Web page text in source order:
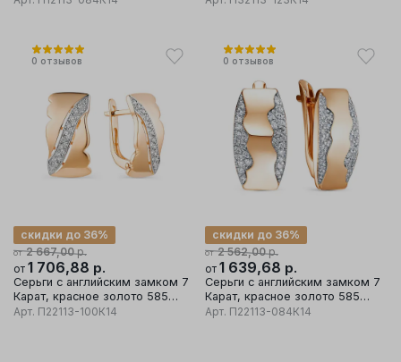
0 отзывов
от 2 667,00р.
скидки до 36%
от 1 706,88 р.
Серьги с английским замком 7
Карат, красное золото 585
проба, вставка фианит
Арт. П22113-100К14
0 отзывов
от 2 562,00р.
скидки до 36%
от 1 639,68 р.
Серьги с английским замком 7
Карат, красное золото 585
проба, вставка фианит
Арт. П22113-084К14